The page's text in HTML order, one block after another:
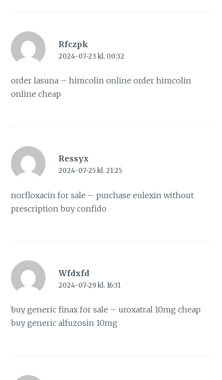
Rfczpk
2024-07-23 kl. 00:32
order lasuna –himcolin online order himcolin
online cheap
Ressyx
2024-07-25 kl. 21:25
norfloxacin for sale –purchase eulexin without
prescription buy confido
Wfdxfd
2024-07-29 kl. 16:31
buy generic finax for sale –uroxatral 10mg cheap
buy generic alfuzosin 10mg